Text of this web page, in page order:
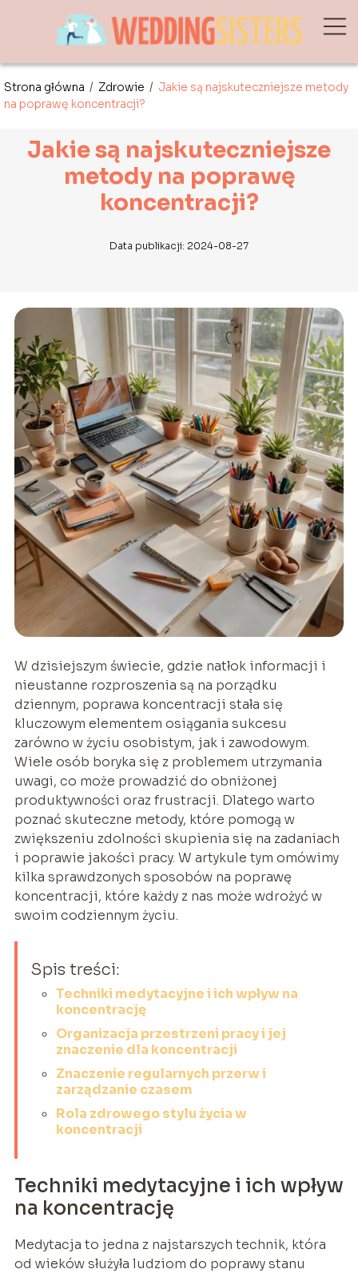
Strona główna / Zdrowie / Jakie są najskuteczniejsze metody
na poprawę koncentracji?
Jakie są najskuteczniejsze
metody na poprawę
koncentracji?
Data publikacji: 2024-08-27
W dzisiejszym świecie, gdzie natłok informacji i
nieustanne rozproszenia są na porządku
dziennym, poprawa koncentracji stała się
kluczowym elementem osiągania sukcesu
zarówno w życiu osobistym, jak i zawodowym.
Wiele osób boryka się z problemem utrzymania
uwagi, co może prowadzić do obniżonej
produktywności oraz frustracji. Dlatego warto
poznać skuteczne metody, które pomogą w
zwiększeniu zdolności skupienia się na zadaniach
i poprawie jakości pracy. W artykule tym omówimy
kilka sprawdzonych sposobów na poprawę
koncentracji, które każdy z nas może wdrożyć w
swoim codziennym życiu.
Spis treści:
Techniki medytacyjne i ich wpływ na
koncentrację
Organizacja przestrzeni pracy i jej
znaczenie dla koncentracji
Znaczenie regularnych przerw i
zarządzanie czasem
Rola zdrowego stylu życia w
koncentracji
Techniki medytacyjne i ich wpływ
na koncentrację
Medytacja to jedna z najstarszych technik, która
od wieków służyła ludziom do poprawy stanu